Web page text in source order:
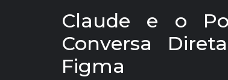
Claude e o
Conversa
Figma